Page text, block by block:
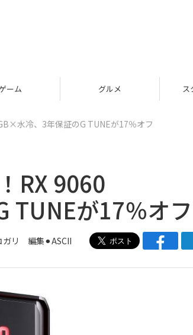
ルメ スタートアップ
水冷、3年保証のG TUNEが17％オフ
RX 9060
が17％オフ
リ 編集⚫︎ASCII